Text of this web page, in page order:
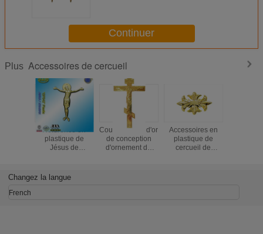
Continuer
Plus Accessoires de cercueil
Référence en
plastique de
Jésus de
décoration de
cercueil aucun
Couleur russe d'or
de conception
d'ornement de
Accessoires en
plastique de
cercueil de
Changez la langue
French